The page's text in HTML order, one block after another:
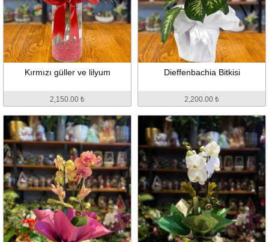
Kırmızı güller ve lilyum
2,150.00 ₺
Dieffenbachia Bitkisi
2,200.00 ₺